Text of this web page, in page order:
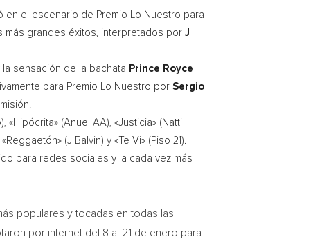
en el escenario de Premio Lo Nuestro para
más grandes éxitos, interpretados por J
la sensación de la bachata Prince Royce
para Premio Lo Nuestro por Sergio
(Anuel AA), «Justicia» ( Natti
«Reggaetón» (J Balvin) y «Te Vi» (Piso 21).
para redes sociales y la cada vez más
populares y tocadas en todas las
por internet del 8 al 21 de enero para